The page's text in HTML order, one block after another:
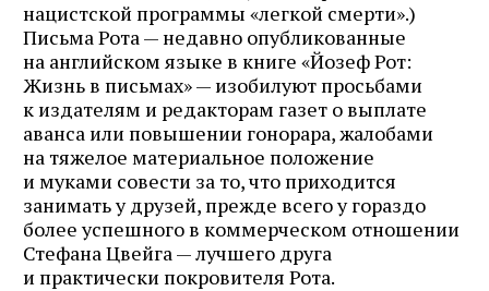
нацистской программы «легкой смерти».)
Письма Рота — недавно опубликованные
на английском языке в книге «Йозеф Рот:
Жизнь в письмах» — изобилуют просьбами
к издателям и редакторам газет о выплате
аванса или повышении гонорара, жалобами
на тяжелое материальное положение
и муками совести за то, что приходится
занимать у друзей, прежде всего у гораздо
более успешного в коммерческом отношении
Стефана Цвейга — лучшего друга
и практически покровителя Рота.